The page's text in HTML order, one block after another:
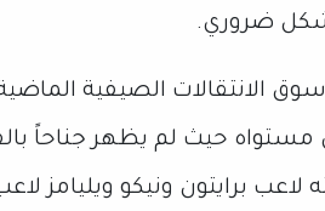
ضروري.
الانتقالات الصيفية
حيث لم يظهر جناحاً
لاعب برايتون ونيكو ويليامز